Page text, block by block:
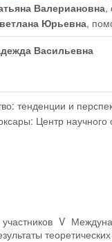
Валериановна,
Юрьевна,
Васильевна
тенденции и
Центр научного
V